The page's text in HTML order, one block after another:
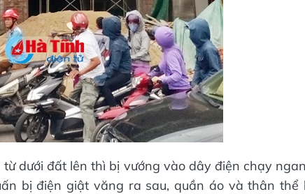
dưới đất lên thì bị vướng vào dây điện chạy
bị điện giật văng ra sau, quần áo và thân thể